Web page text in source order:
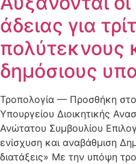
άδειας για
πολύτεκνους
δημόσιους
Τροπολογία — Προσθήκη
Υπουργείου Διοικητικής
Ανώτατου Συμβουλίου
ενίσχυση και αναβάθμιση
διατάξεις» Με την υπόψη